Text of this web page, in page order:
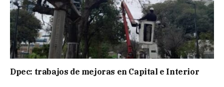
Dpec: trabajos de mejoras en Capital e Interior